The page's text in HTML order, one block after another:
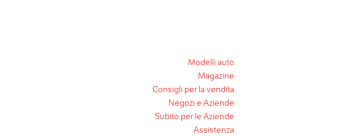
Modelli auto
Magazine
Consigli per la vendita
Negozi e Aziende
Subito per le Aziende
Assistenza